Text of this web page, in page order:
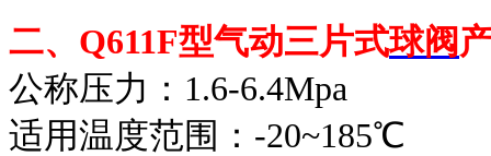
二、 Q611F型气动三片式球阀
公称压力：1.6-6.4Mpa
适用温度范围：-20~185℃